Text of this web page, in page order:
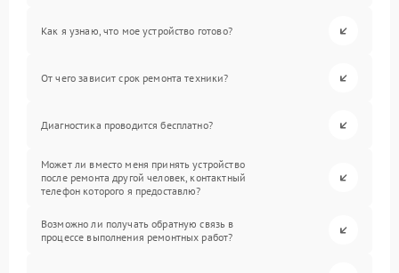
Как я узнаю, что мое устройство готово?
От чего зависит срок ремонта техники?
Диагностика проводится бесплатно?
Может ли вместо меня принять устройство
после ремонта другой человек, контактный
телефон которого я предоставлю?
Возможно ли получать обратную связь в
процессе выполнения ремонтных работ?